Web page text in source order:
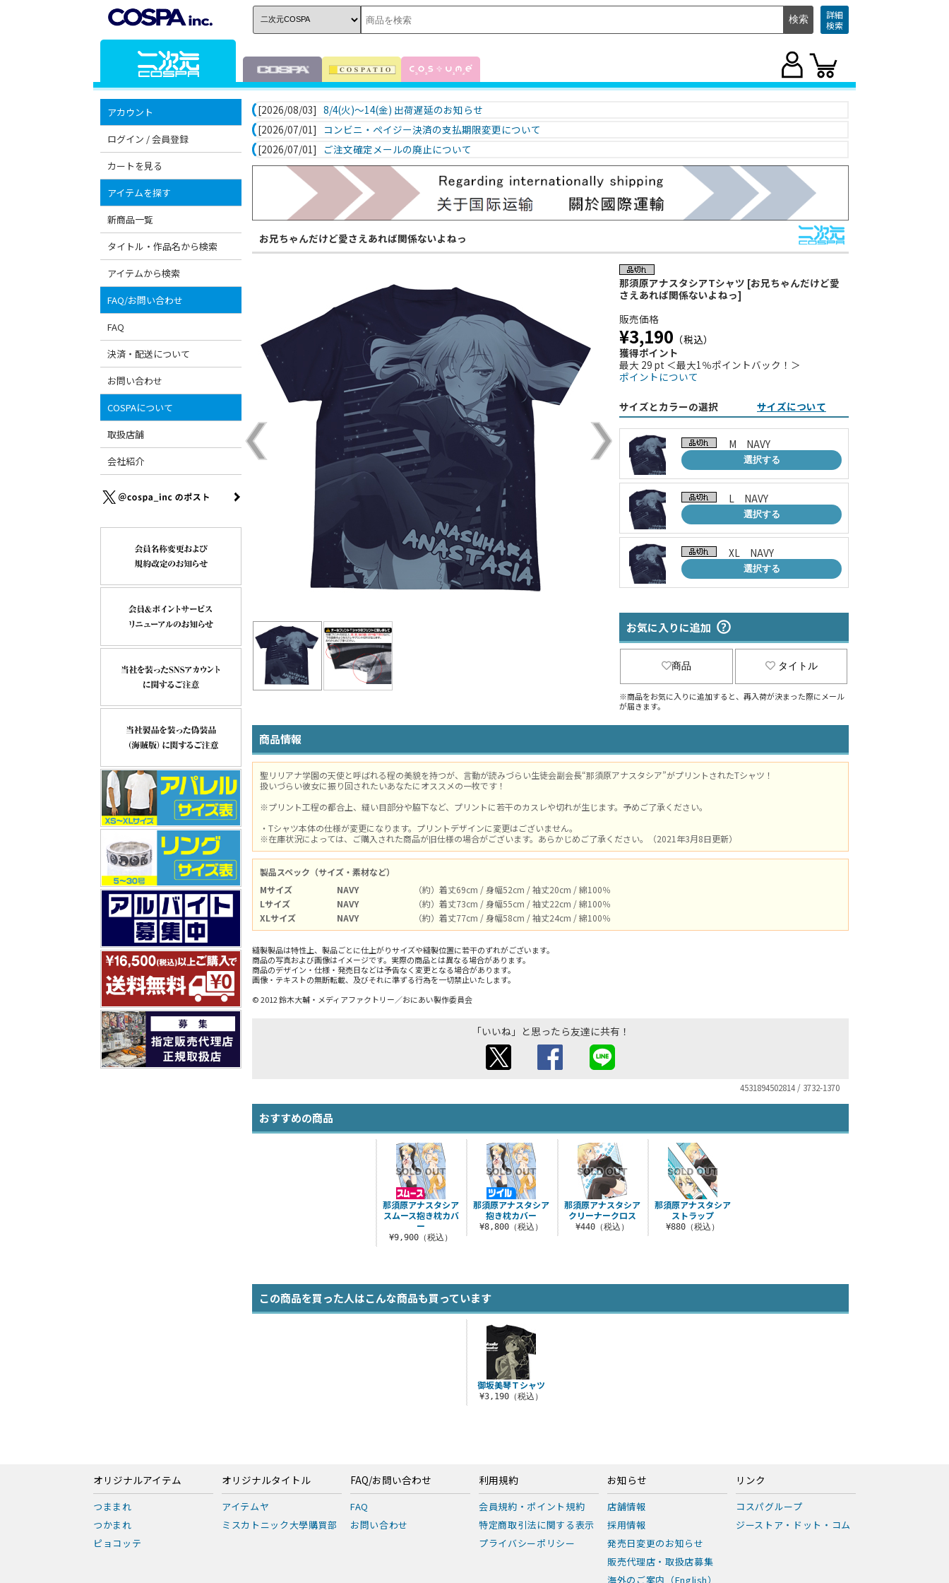
詳細
検索
アカウント
ログイン / 会員登録
カートを見る
アイテムを探す
新商品一覧
タイトル・作品名から検索
アイテムから検索
FAQ/お問い合わせ
FAQ
決済・配送について
お問い合わせ
COSPAについて
取扱店舗
会社紹介
[2026/08/03] 8/4(火)～14(金) 出荷遅延のお知らせ
[2026/07/01]
コンビニ・ペイジー決済の支払期限変更について
[2026/07/01]
ご注文確定メールの廃止について
お兄ちゃんだけど愛さえあれば関係ないよねっ
那須原アナスタシアTシャツ [お兄ちゃんだけど愛
さえあれば関係ないよねっ]
販売価格
¥3,190 （税込）
獲得ポイント
最大 29 pt ＜最大1％ポイントバック！＞
ポイントについて
サイズとカラーの選択 サイズについて
M NAVY
選択する
L NAVY
選択する
XL NAVY
選択する
お気に入りに追加
商品 タイトル
※商品をお気に入りに追加すると、再入荷が決まった際にメール
が届きます。
商品情報
聖リリアナ学園の天使と呼ばれる程の美貌を持つが、言動が読みづらい生徒会副会長“那須原アナスタシア”がプリントされたTシャツ！
扱いづらい彼女に振り回されたいあなたにオススメの一枚です！
※プリント工程の都合上、縫い目部分や脇下など、プリントに若干のカスレや切れが生じます。予めご了承ください。
・Tシャツ本体の仕様が変更になります。プリントデザインに変更はございません。
※在庫状況によっては、ご購入された商品が旧仕様の場合がございます。あらかじめご了承ください。（2021年3月8日更新）
製品スペック（サイズ・素材など）
Mサイズ
NAVY
（約）着丈69cm / 身幅52cm / 袖丈20cm / 綿100％
Lサイズ
NAVY
（約）着丈73cm / 身幅55cm / 袖丈22cm / 綿100％
XLサイズ
NAVY （約）着丈77cm / 身幅58cm / 袖丈24cm / 綿100％
縫製製品は特性上、製品ごとに仕上がりサイズや縫製位置に若干のずれがございます。
商品の写真および画像はイメージです。実際の商品とは異なる場合があります。
商品のデザイン・仕様・発売日などは予告なく変更となる場合があります。
画像・テキストの無断転載、及びそれに準ずる行為を一切禁止いたします。
© 2012 鈴木大輔・メディアファクトリー／おにあい製作委員会
「いいね」と思ったら友達に共有！
4531894502814 / 3732-1370
おすすめの商品
那須原アナスタシア
抱き枕カバー
¥8,800（税込）
那須原アナスタシア
クリーナークロス
¥440（税込）
那須原アナスタシア
ストラップ
¥880（税込）
那須原アナスタシア
スムース抱き枕カバ
ー
¥9,900（税込）
この商品を買った人はこんな商品も買っています
御坂美琴Ｔシャツ
¥3,190（税込）
オリジナルアイテム
つままれ
つかまれ
ピョコッテ
オリジナルタイトル
アイテムヤ
ミスカトニック大學購買部
FAQ/お問い合わせ
FAQ
お問い合わせ
利用規約
会員規約・ポイント規約
特定商取引法に関する表示
プライバシーポリシー
お知らせ
店舗情報
採用情報
発売日変更のお知らせ
販売代理店・取扱店募集
海外のご案内（English）
リンク
コスパグループ
ジーストア・ドット・コム